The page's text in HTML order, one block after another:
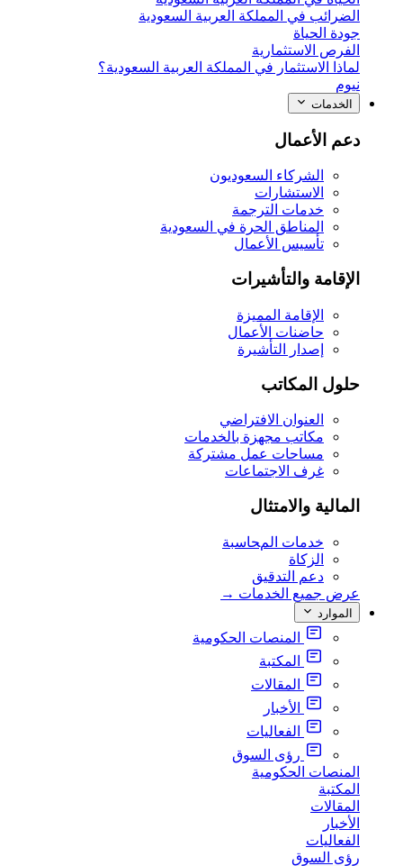
الضرائب في المملكة العربية السعودية
جودة الحياة
الفرص الاستثمارية
لماذا الاستثمار في المملكة العربية السعودية؟
نيوم
الخدمات
دعم الأعمال
الشركاء السعوديون
الاستشارات
خدمات الترجمة
المناطق الحرة في السعودية
تأسيس الأعمال
الإقامة والتأشيرات
الإقامة المميزة
حاضنات الأعمال
إصدار التأشيرة
حلول المكاتب
العنوان الافتراضي
مكاتب مجهزة بالخدمات
مساحات عمل مشتركة
غرف الاجتماعات
المالية والامتثال
خدمات المحاسبة
الزكاة
دعم التدقيق
عرض جميع الخدمات →
الموارد
المنصات الحكومية
المكتبة
المقالات
الأخبار
الفعاليات
رؤى السوق
المنصات الحكومية
المكتبة
المقالات
الأخبار
الفعاليات
رؤى السوق